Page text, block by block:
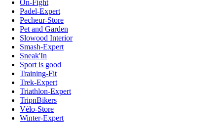
On-Fight
Padel-Expert
Pecheur-Store
Pet and Garden
Slowood Interior
Smash-Expert
Sneak'In
Sport is good
Training-Fit
Trek-Expert
Triathlon-Expert
TripnBikers
Vélo-Store
Winter-Expert